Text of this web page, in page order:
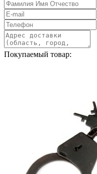
Покупаемый товар: